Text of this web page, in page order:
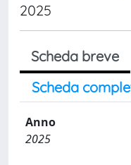
2025
Scheda breve
Scheda
Anno
2025